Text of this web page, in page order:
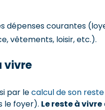
dépenses courantes
vêtements, loisir, etc.).
vivre
par lecalcul de son
le foyer). Le reste à vivre